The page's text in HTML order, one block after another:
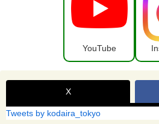
YouTube
X
Tweets by kodaira_tokyo